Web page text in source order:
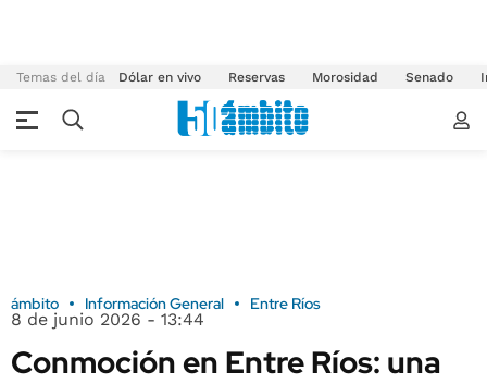
Temas del día Dólar en vivo Reservas Morosidad Senado
ámbito Información General Entre Ríos
8 de junio 2026 - 13:44
Conmoción en Entre Ríos: una